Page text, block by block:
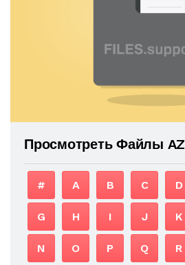
Просмотреть Файлы AZ
# A B C D
G H I J K
N O P Q R